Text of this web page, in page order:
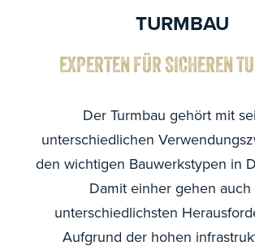
TURMBAU
EXPERTEN FÜR SICHEREN
Der Turmbau gehört mit
unterschiedlichen
den wichtigen Bauwerkstypen in
Damit einher gehen
unterschiedlichsten
Aufgrund der hohen